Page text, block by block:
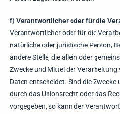
f) Verantwortlicher oder für die
Verantwortlicher oder für die
natürliche oder juristische Person,
andere Stelle, die allein oder
Zwecke und Mittel der Verarbeitung
Daten entscheidet. Sind die
durch das Unionsrecht oder das
vorgegeben, so kann der